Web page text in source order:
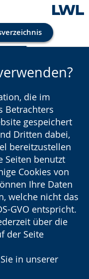
die im
Betrachters
gespeichert
Dritten dabei,
bereitzustellen
Seiten benutzt
Cookies von
Ihre Daten
welche nicht das
GVO entspricht.
über die
der Seite
in unserer